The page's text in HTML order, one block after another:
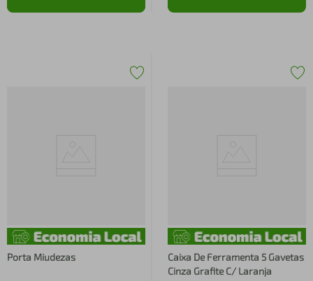
Porta Miudezas
Caixa De Ferramenta 5 Gavetas
Cinza Grafite C/ Laranja